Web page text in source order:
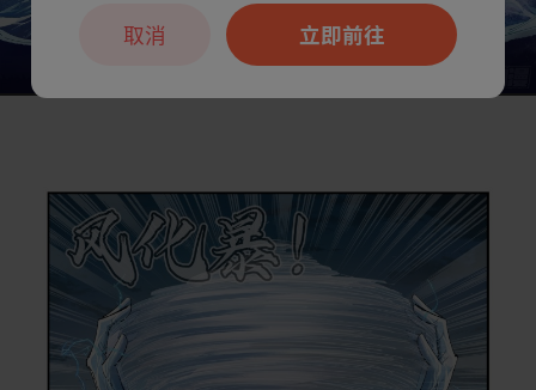
立即前往
取消